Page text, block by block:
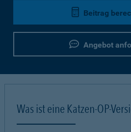
Beitrag
Angebot
Was ist eine Katzen-OP-